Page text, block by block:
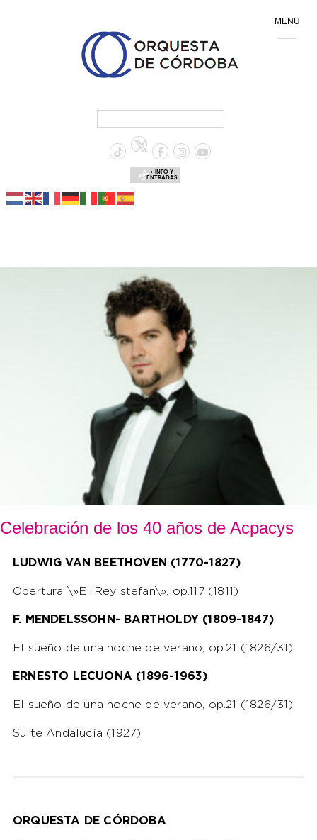
+ INFO Y
ENTRADAS
Celebración de los 40 años de Acpacys
LUDWIG VAN BEETHOVEN (1770-1827)
Obertura \»El Rey stefan\», op.117 (1811)
F. MENDELSSOHN- BARTHOLDY (1809-1847)
El sueño de una noche de verano, op.21 (1826/31)
ERNESTO LECUONA (1896-1963)
El sueño de una noche de verano, op.21 (1826/31)
Suite Andalucía (1927)
ORQUESTA DE CÓRDOBA
MENU